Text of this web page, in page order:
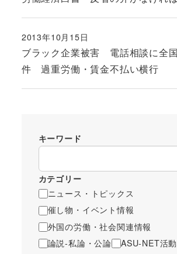
ブラック企業被害 電話相談に全
件 過重労働・賃金不払い横行
投稿日
2013年10月15日
キーワード
カテゴリー
ニュース・トピックス
催し物・イベント情報
外国の労働・社会関連情報
論説-私論・公論
ASU-NET活